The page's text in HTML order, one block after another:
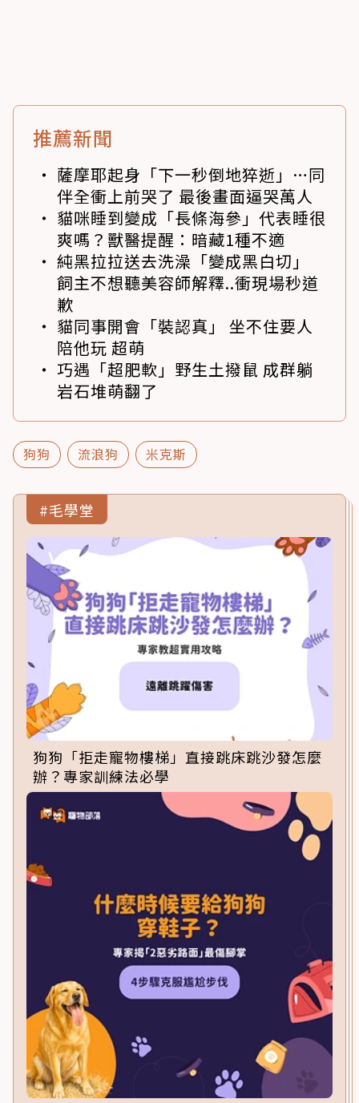
推薦新聞
薩摩耶起身「下一秒倒地猝逝」…同
伴全衝上前哭了 最後畫面逼哭萬人
貓咪睡到變成「長條海參」代表睡很
爽嗎？獸醫提醒：暗藏1種不適
純黑拉拉送去洗澡「變成黑白切」
飼主不想聽美容師解釋..衝現場秒道
歉
貓同事開會「裝認真」 坐不住要人
陪他玩 超萌
巧遇「超肥軟」野生土撥鼠 成群躺
岩石堆萌翻了
狗狗 流浪狗 米克斯
#毛學堂
狗狗「拒走寵物樓梯」直接跳床跳沙發怎麼
辦？專家訓練法必學